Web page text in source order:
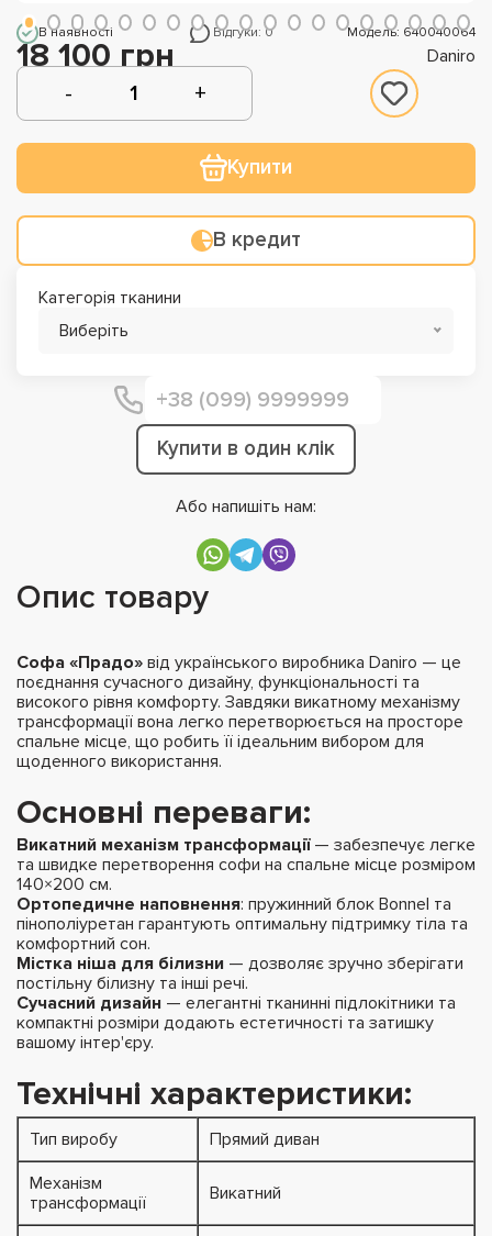
В наявності Відгуки: 0 Модель: 640040064
18 100 грн Daniro
Купити
В кредит
Категорія тканини
Виберіть
Купити в один клік
Або напишіть нам:
Опис товару
Софа «Прадо» від українського виробника Daniro — це
поєднання сучасного дизайну, функціональності та
високого рівня комфорту. Завдяки викатному механізму
трансформації вона легко перетворюється на просторе
спальне місце, що робить її ідеальним вибором для
щоденного використання.
Основні переваги:
Викатний механізм трансформації— забезпечує легке
та швидке перетворення софи на спальне місце розміром
140×200 см.
Ортопедичне наповнення: пружинний блок Bonnel та
пінополіуретан гарантують оптимальну підтримку тіла та
комфортний сон.
Містка ніша для білизни — дозволяє зручно зберігати
постільну білизну та інші речі.
Сучасний дизайн — елегантні тканинні підлокітники та
компактні розміри додають естетичності та затишку
вашому інтер'єру.
Технічні характеристики:
Тип виробу
Прямий диван
Механізм
трансформації
Викатний